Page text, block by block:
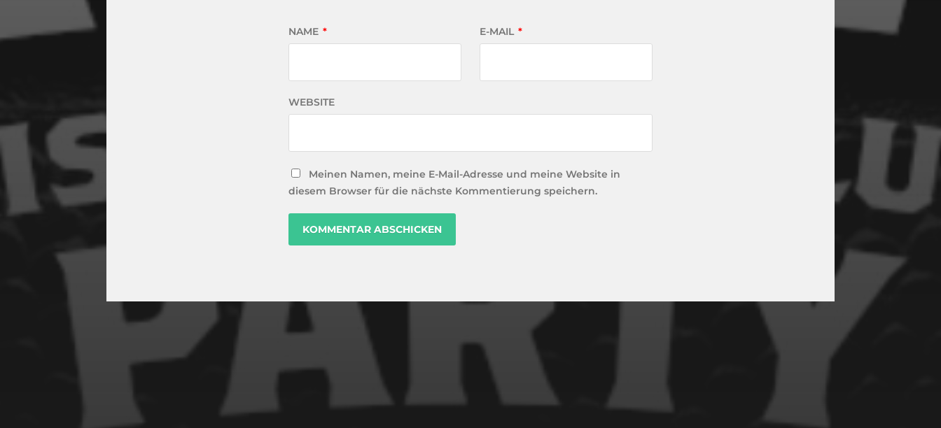
NAME * E-MAIL *
WEBSITE
Meinen Namen, meine E-Mail-Adresse und meine Website in
diesem Browser für die nächste Kommentierung speichern.